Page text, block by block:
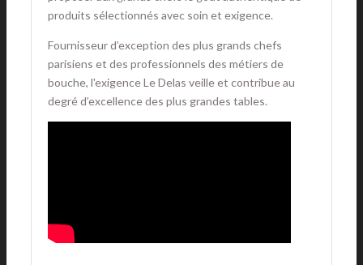
produits sélectionnés avec soin et exigence.
Fournisseur d’exception des plus grands chefs
parisiens et des professionnels des métiers de
bouche, l'exigence Le Delas veille et contribue au
degré d’excellence des plus grandes tables.